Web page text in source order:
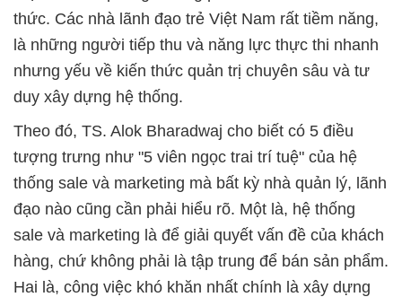
thức. Các nhà lãnh đạo trẻ Việt Nam rất tiềm năng,
là những người tiếp thu và năng lực thực thi nhanh
nhưng yếu về kiến thức quản trị chuyên sâu và tư
duy xây dựng hệ thống.
Theo đó, TS. Alok Bharadwaj cho biết có 5 điều
tượng trưng như "5 viên ngọc trai trí tuệ" của hệ
thống sale và marketing mà bất kỳ nhà quản lý, lãnh
đạo nào cũng cần phải hiểu rõ. Một là, hệ thống
sale và marketing là để giải quyết vấn đề của khách
hàng, chứ không phải là tập trung để bán sản phẩm.
Hai là, công việc khó khăn nhất chính là xây dựng